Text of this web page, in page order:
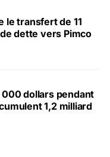
le transfert de 11
dette vers Pimco
dollars pendant
1,2 milliard